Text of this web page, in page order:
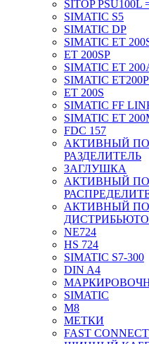
SITOP PSU100L
SIMATIC S5
SIMATIC DP
SIMATIC ET
ET 200SP
SIMATIC ET
SIMATIC
ET 200S
SIMATIC FF
SIMATIC ET
FDC 157
АКТИВНЫЙ
РАЗДЕЛИТЕЛЬ
ЗАГЛУШКА
АКТИВНЫЙ
АКТИВНЫЙ
NE724
HS 724
SIMATIC S7-300
DIN A4
SIMATIC
M8
МЕТКИ
FAST CONNECT